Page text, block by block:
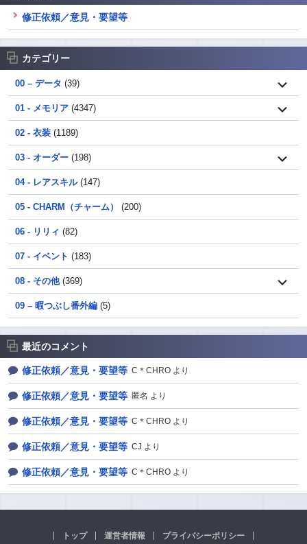
修正依頼／意見・要望等
カテゴリー
00 – データ (39)
01 - メモリア (4347)
02 - 衣装 (1189)
03 - オーダー (198)
04 - レアスキル(147)
05 - CHARM（チャーム） (200)
06 - リリィ (82)
07 - イベント (183)
08 - その他(369)
09 – 暇つぶし番外編 (5)
最近のコメント
修正依頼／意見・要望等 C＊CHRO より
修正依頼／意見・要望等 匿名 より
修正依頼／意見・要望等 C＊CHRO より
修正依頼／意見・要望等 CJ より
修正依頼／意見・要望等 C＊CHRO より
トップ 運営者情報 プライバシーポリシー